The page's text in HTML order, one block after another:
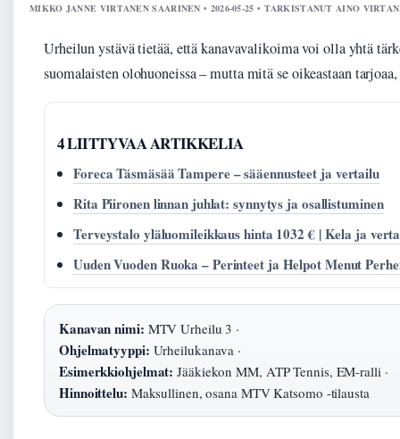
MIKKO JANNE VIRTANEN SAARINEN • 2026-05-25 • TARKISTANUT AINO
Urheilun ystävä tietää, että kanavavalikoima voi olla yhtä
suomalaisten olohuoneissa – mutta mitä se oikeastaan
4 LIITTYVAA ARTIKKELIA
Foreca Täsmäsää Tampere – sääennusteet ja vertailu
Rita Piironen linnan juhlat: synnytys ja osallistuminen
Terveystalo yläluomileikkaus hinta 1032 € | Kela ja
Uuden Vuoden Ruoka – Perinteet ja Helpot Menut
Kanavan nimi: MTV Urheilu 3 ·
Ohjelmatyyppi: Urheilukanava ·
Esimerkkiohjelmat: Jääkiekon MM, ATP Tennis, EM-ralli ·
Hinnoittelu: Maksullinen, osana MTV Katsomo -tilausta